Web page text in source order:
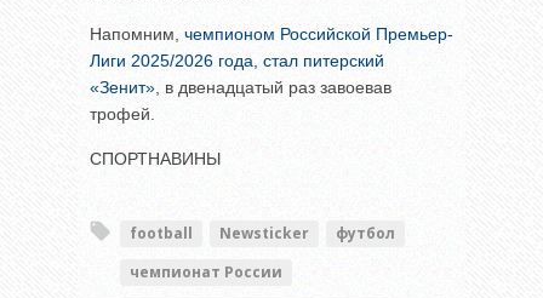
Напомним, чемпионом Российской Премьер-
Лиги 2025/2026 года, стал питерский
«Зенит» , в двенадцатый раз завоевав
трофей.
СПОРТНАВИНЫ
football Newsticker
футбол
чемпионат России